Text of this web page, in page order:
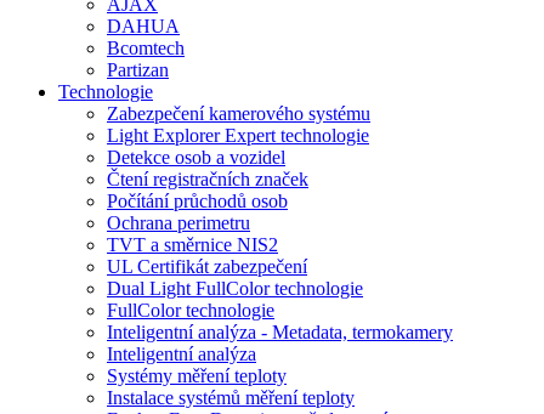
AJAX
DAHUA
Bcomtech
Partizan
Technologie
Zabezpečení kamerového systému
Light Explorer Expert technologie
Detekce osob a vozidel
Čtení registračních značek
Počítání průchodů osob
Ochrana perimetru
TVT a směrnice NIS2
UL Certifikát zabezpečení
Dual Light FullColor technologie
FullColor technologie
Inteligentní analýza - Metadata, termokamery
Inteligentní analýza
Systémy měření teploty
Instalace systémů měření teploty